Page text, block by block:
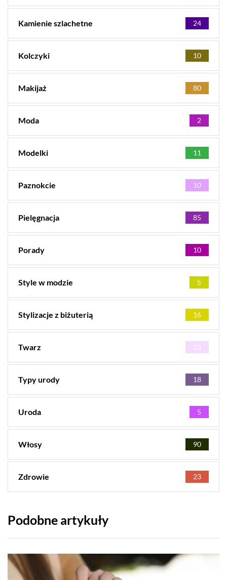
Kamienie szlachetne 24
Kolczyki 10
Makijaż 80
Moda 2
Modelki 11
Paznokcie 10
Pielęgnacja 85
Porady 10
Style w modzie 5
Stylizacje z biżuterią 16
Twarz 23
Typy urody 18
Uroda 5
Włosy 90
Zdrowie 23
Podobne artykuły